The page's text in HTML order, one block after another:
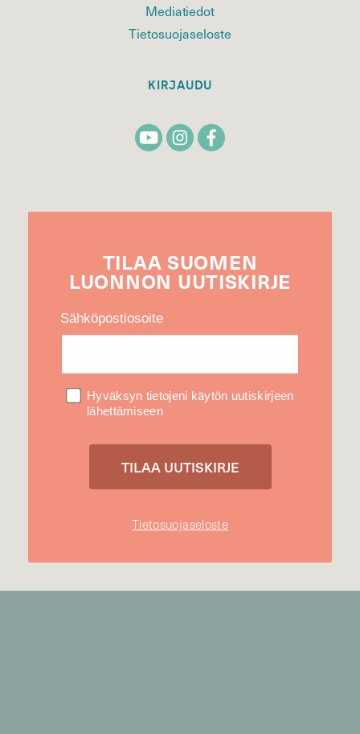
Mediatiedot
Tietosuojaseloste
KIRJAUDU
TILAA SUOMEN
LUONNON UUTIS­KIRJE
Sähköpostiosoite
Hyväksyn tietojeni käytön uutiskirjeen
lähettämiseen
Tietosuojaseloste